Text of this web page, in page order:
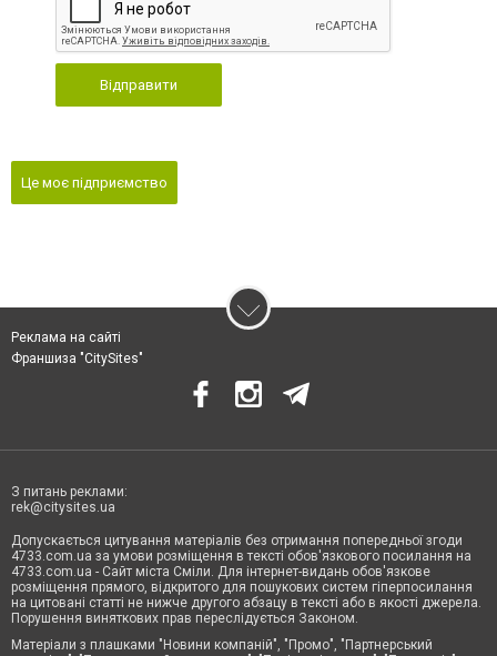
Відправити
Це моє підприємство
Реклама на сайті
Франшиза "CitySites"
З питань реклами:
rek@citysites.ua
Допускається цитування матеріалів без отримання попередньої згоди
4733.com.ua за умови розміщення в тексті обов'язкового посилання на
4733.com.ua - Сайт міста Сміли. Для інтернет-видань обов'язкове
розміщення прямого, відкритого для пошукових систем гіперпосилання
на цитовані статті не нижче другого абзацу в тексті або в якості джерела.
Порушення виняткових прав переслідується Законом.
Матеріали з плашками "Новини компаній", "Промо", "Партнерський